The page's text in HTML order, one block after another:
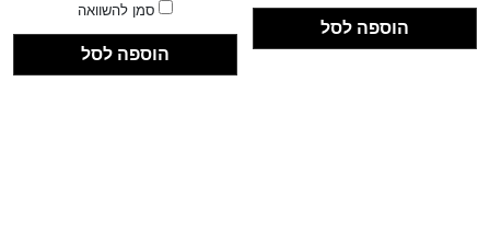
הוספה לסל
סמן להשוואה
הוספה לסל